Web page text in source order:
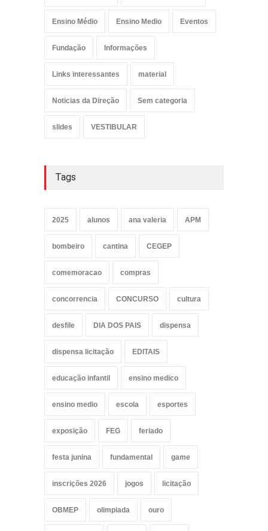
Ensino Médio Ensino Medio Eventos
Fundação Informações
Links interessantes material
Noticias da Direção Sem categoria
slides VESTIBULAR
Tags
2025 alunos ana valeria APM
bombeiro cantina CEGEP
comemoracao compras
concorrencia CONCURSO cultura
desfile DIA DOS PAIS dispensa
dispensa licitação EDITAIS
educação infantil ensino medico
ensino medio escola esportes
exposição FEG feriado
festa junina fundamental game
inscrições 2026 jogos licitação
OBMEP olimpiada ouro